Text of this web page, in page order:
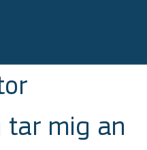
tar mig an